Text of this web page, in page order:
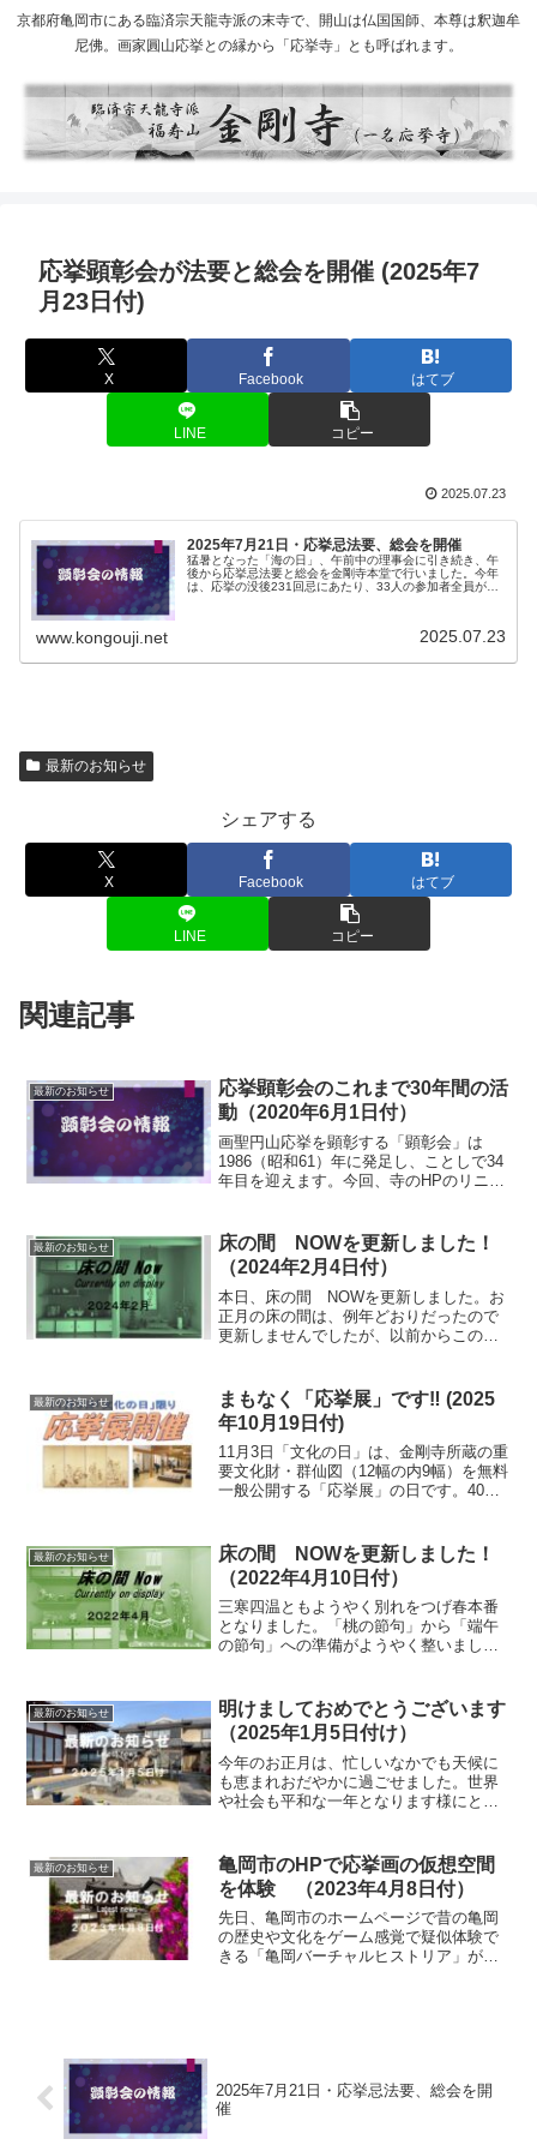
京都府亀岡市にある臨済宗天龍寺派の末寺で、開山は仏国国師、本尊は釈迦牟
尼佛。画家圓山応挙との縁から「応挙寺」とも呼ばれます。
応挙顕彰会が法要と総会を開催 (2025年7
月23日付)
X Facebook はてブ
LINE コピー
2025.07.23
2025年7月21日・応挙忌法要、総会を開催
猛暑となった「海の日」、午前中の理事会に引き続き、午
後から応挙忌法要と総会を金剛寺本堂で行いました。今年
は、応挙の没後231回忌にあたり、33人の参加者全員が焼
www.kongouji.net 2025.07.23
最新のお知らせ
シェアする
X Facebook はてブ
LINE コピー
関連記事
最新のお知らせ
応挙顕彰会のこれまで30年間の活
動（2020年6月1日付）
画聖円山応挙を顕彰する「顕彰会」は
1986（昭和61）年に発足し、ことしで34
年目を迎えます。今回、寺のHPのリニュ
したが、今回カテゴリとして最新情報を
皆様にお伝えす...
最新のお知らせ
床の間 NOWを更新しました！
（2024年2月4日付）
本日、床の間 NOWを更新しました。お
正月の床の間は、例年どおりだったので
更新しませんでしたが、以前からこの時
い気もしますがどうかご覧ください。
最新のお知らせ
まもなく「応挙展」です‼ (2025
年10月19日付)
11月3日「文化の日」は、金剛寺所蔵の重
要文化財・群仙図（12幅の内9幅）を無料
一般公開する「応挙展」の日です。40年
内ビラダウンロード見どころは、昨年11
月12日付け...
最新のお知らせ
床の間 NOWを更新しました！
（2022年4月10日付）
三寒四温ともようやく別れをつげ春本番
となりました。「桃の節句」から「端午
の節句」への準備がようやく整いまし
最新のお知らせ
明けましておめでとうございます
（2025年1月5日付け）
今年のお正月は、忙しいなかでも天候に
も恵まれおだやかに過ごせました。世界
や社会も平和な一年となります様にと、
日も思わぬ人から「見ていますよ」と言
っていただき嬉しくなり...
最新のお知らせ
亀岡市のHPで応挙画の仮想空間
を体験 （2023年4月8日付）
先日、亀岡市のホームページで昔の亀岡
の歴史や文化をゲーム感覚で疑似体験で
きる「亀岡バーチャルヒストリア」が提
2025年7月21日・応挙忌法要、総会を開
催